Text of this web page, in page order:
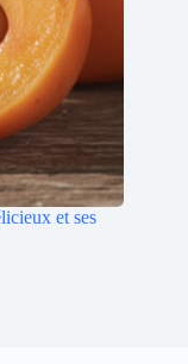
et ses